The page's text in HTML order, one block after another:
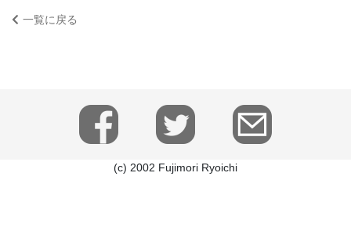
一覧に戻る
(c) 2002 Fujimori Ryoichi